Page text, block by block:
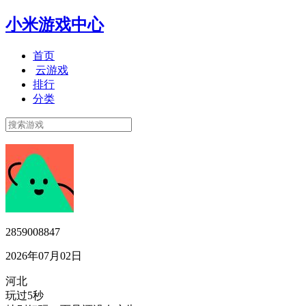
小米游戏中心
首页
云游戏
排行
分类
2859008847
2026年07月02日
河北
玩过5秒